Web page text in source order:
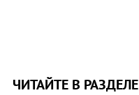
ЧИТАЙТЕ В РАЗДЕЛЕ